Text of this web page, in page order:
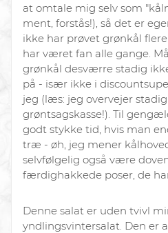
at omtale mig selv som
ment, forstås!), så det er
ikke har prøvet grønkål flere
har været fan alle gange.
grønkål desværre stadig
på - især ikke i
jeg (læs: jeg overvejer
grøntsagskasse!). Til
godt stykke tid, hvis man
træ - øh, jeg mener
selvfølgelig også være
færdighakkede poser, de
Denne salat er uden tvivl
yndlingsvintersalat. Den er